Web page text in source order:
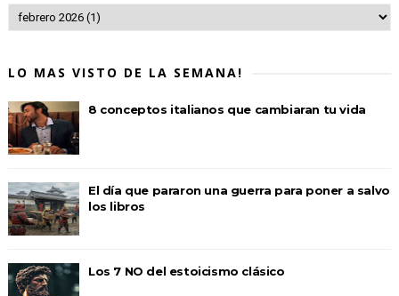
LO MAS VISTO DE LA SEMANA!
8 conceptos italianos que cambiaran tu vida
El día que pararon una guerra para poner a salvo
los libros
Los 7 NO del estoicismo clásico